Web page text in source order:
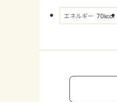
エネルギー 70kcal